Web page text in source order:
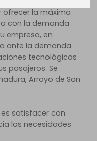
la máxima
con la demanda
empresa, en
ante la demanda
tecnológicas
pasajeros. Se
Arroyo de San
satisfacer con
las necesidades